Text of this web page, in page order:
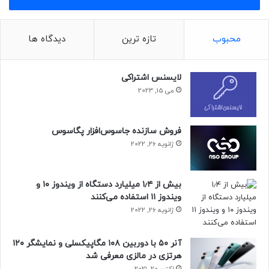
به مجیک ماوس ۳ است. yeux1122 صرفاً به نقل از گرمن، به لزوم
لمسی، دستورات صوتی و حرکات دست می‌شود، اشاره کرده بود،
محبوب تازه ترین دیدگاه ها
لایسنس اشتراکی
می 15, 2023
فروش سازنده جاسوس‌افزار پگاسوس
ژانویه 26, 2022
بیش از ۱٫۴ میلیارد دستگاه از ویندوز ۱۰ و
ویندوز ۱۱ استفاده می‌کنند
ژانویه 26, 2022
آنر ۵۰ با دوربین ۱۰۸ مگاپیکسلی و نمایشگر ۱۲۰
هرتزی در مالزی معرفی شد